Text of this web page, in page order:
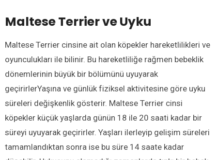
Maltese Terrier ve Uyku
Maltese Terrier cinsine ait olan köpekler hareketlilikleri ve
oyunculukları ile bilinir. Bu hareketliliğe rağmen bebeklik
dönemlerinin büyük bir bölümünü uyuyarak
geçirirlerYaşına ve günlük fiziksel aktivitesine göre uyku
süreleri değişkenlik gösterir. Maltese Terrier cinsi
köpekler küçük yaşlarda günün 18 ile 20 saati kadar bir
süreyi uyuyarak geçirirler. Yaşları ilerleyip gelişim süreleri
tamamlandıktan sonra ise bu süre 14 saate kadar